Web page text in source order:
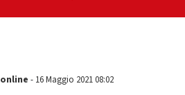
sull'ultima seduta consiliare:
- 16 Maggio 2021 08:02